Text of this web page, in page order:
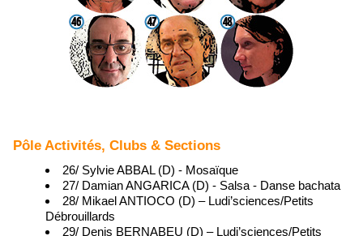
Pôle Activités, Clubs & Sections
26/ Sylvie ABBAL (D) - Mosaïque
27/ Damian ANGARICA (D) - Salsa - Danse bachata
28/ Mikael ANTIOCO (D) – Ludi’sciences/Petits
Débrouillards
29/ Denis BERNABEU (D) – Ludi’sciences/Petits